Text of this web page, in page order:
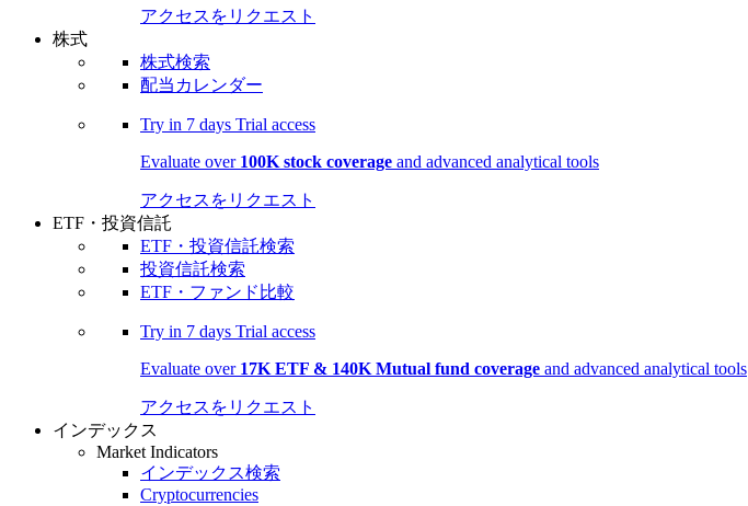
アクセスをリクエスト
株式
株式検索
配当カレンダー
Try in 7 days Trial access
Evaluate over 100K stock coverage and advanced analytical tools
アクセスをリクエスト
ETF・投資信託
ETF・投資信託検索
投資信託検索
ETF・ファンド比較
Try in 7 days Trial access
Evaluate over 17K ETF & 140K Mutual fund coverage and advanced analytical tools
アクセスをリクエスト
インデックス
Market Indicators
インデックス検索
Cryptocurrencies